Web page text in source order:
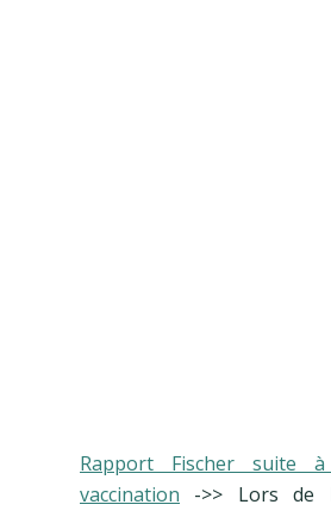
Rapport Fischer suite
vaccination ->> Lors de